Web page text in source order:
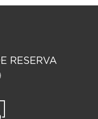
RESERVA